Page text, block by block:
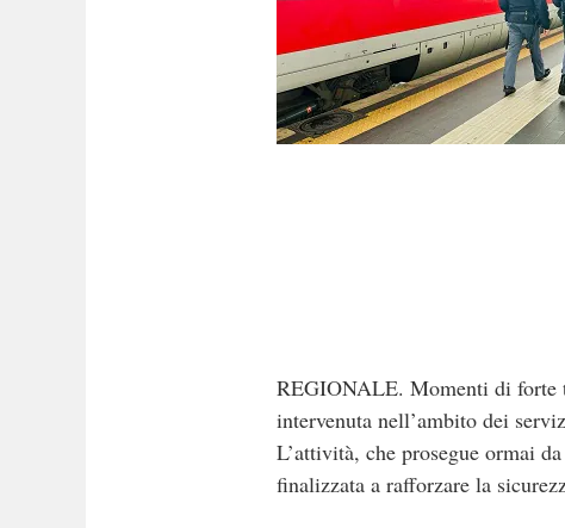
REGIONALE. Momenti di forte
intervenuta nell’ambito dei
L’attività, che prosegue ormai
finalizzata a rafforzare la